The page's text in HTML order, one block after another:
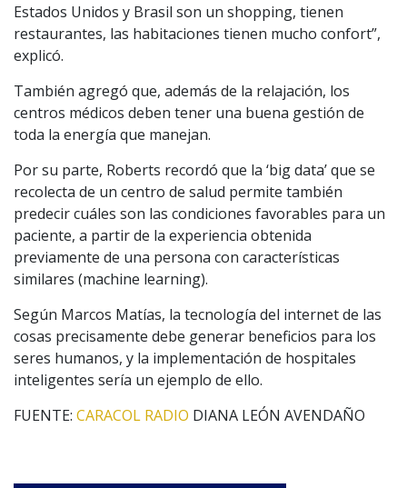
Estados Unidos y Brasil son un shopping, tienen
restaurantes, las habitaciones tienen mucho confort”,
explicó.
También agregó que, además de la relajación, los
centros médicos deben tener una buena gestión de
toda la energía que manejan.
Por su parte, Roberts recordó que la ‘big data’ que se
recolecta de un centro de salud permite también
predecir cuáles son las condiciones favorables para un
paciente, a partir de la experiencia obtenida
previamente de una persona con características
similares (machine learning).
Según Marcos Matías, la tecnología del internet de las
cosas precisamente debe generar beneficios para los
seres humanos, y la implementación de hospitales
inteligentes sería un ejemplo de ello.
FUENTE: CARACOL RADIO DIANA LEÓN AVENDAÑO